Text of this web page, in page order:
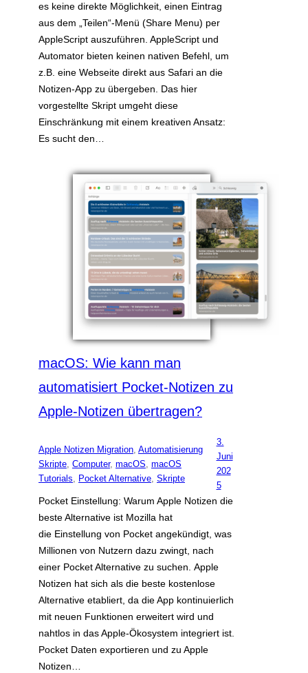
es keine direkte Möglichkeit, einen Eintrag
aus dem „Teilen“-Menü (Share Menu) per
AppleScript auszuführen. AppleScript und
Automator bieten keinen nativen Befehl, um
z.B. eine Webseite direkt aus Safari an die
Notizen-App zu übergeben. Das hier
vorgestellte Skript umgeht diese
Einschränkung mit einem kreativen Ansatz:
Es sucht den…
macOS: Wie kann man
automatisiert Pocket-Notizen zu
Apple-Notizen übertragen?
Apple Notizen Migration Automatisierung
Skripte Computer, macOS macOS
Tutorials
Pocket Alternative Skripte
3.
Juni
202
5
Pocket Einstellung: Warum Apple Notizen die
beste Alternative ist Mozilla hat
die Einstellung von Pocket angekündigt, was
Millionen von Nutzern dazu zwingt, nach
einer Pocket Alternative zu suchen. Apple
Notizen hat sich als die beste kostenlose
Alternative etabliert, da die App kontinuierlich
mit neuen Funktionen erweitert wird und
nahtlos in das Apple-Ökosystem integriert ist.
Pocket Daten exportieren und zu Apple
Notizen…